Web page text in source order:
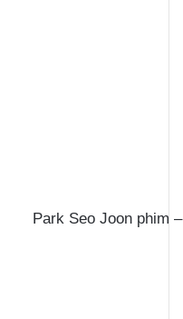
Park Seo Joon phim